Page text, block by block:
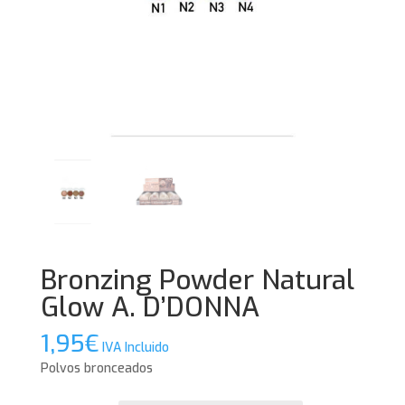
Bronzing Powder Natural
Glow A. D’DONNA
1,95€ IVA Incluido
Polvos bronceados